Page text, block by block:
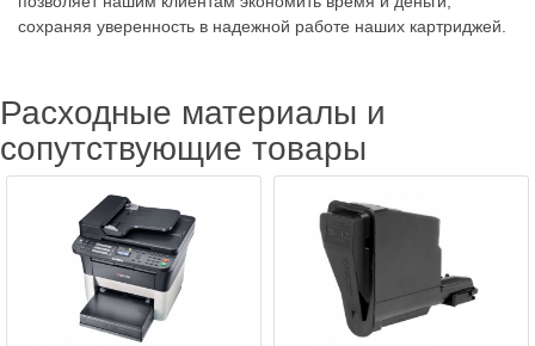
сохраняя уверенность в надежной работе наших картриджей.
Расходные материалы и
сопутствующие товары